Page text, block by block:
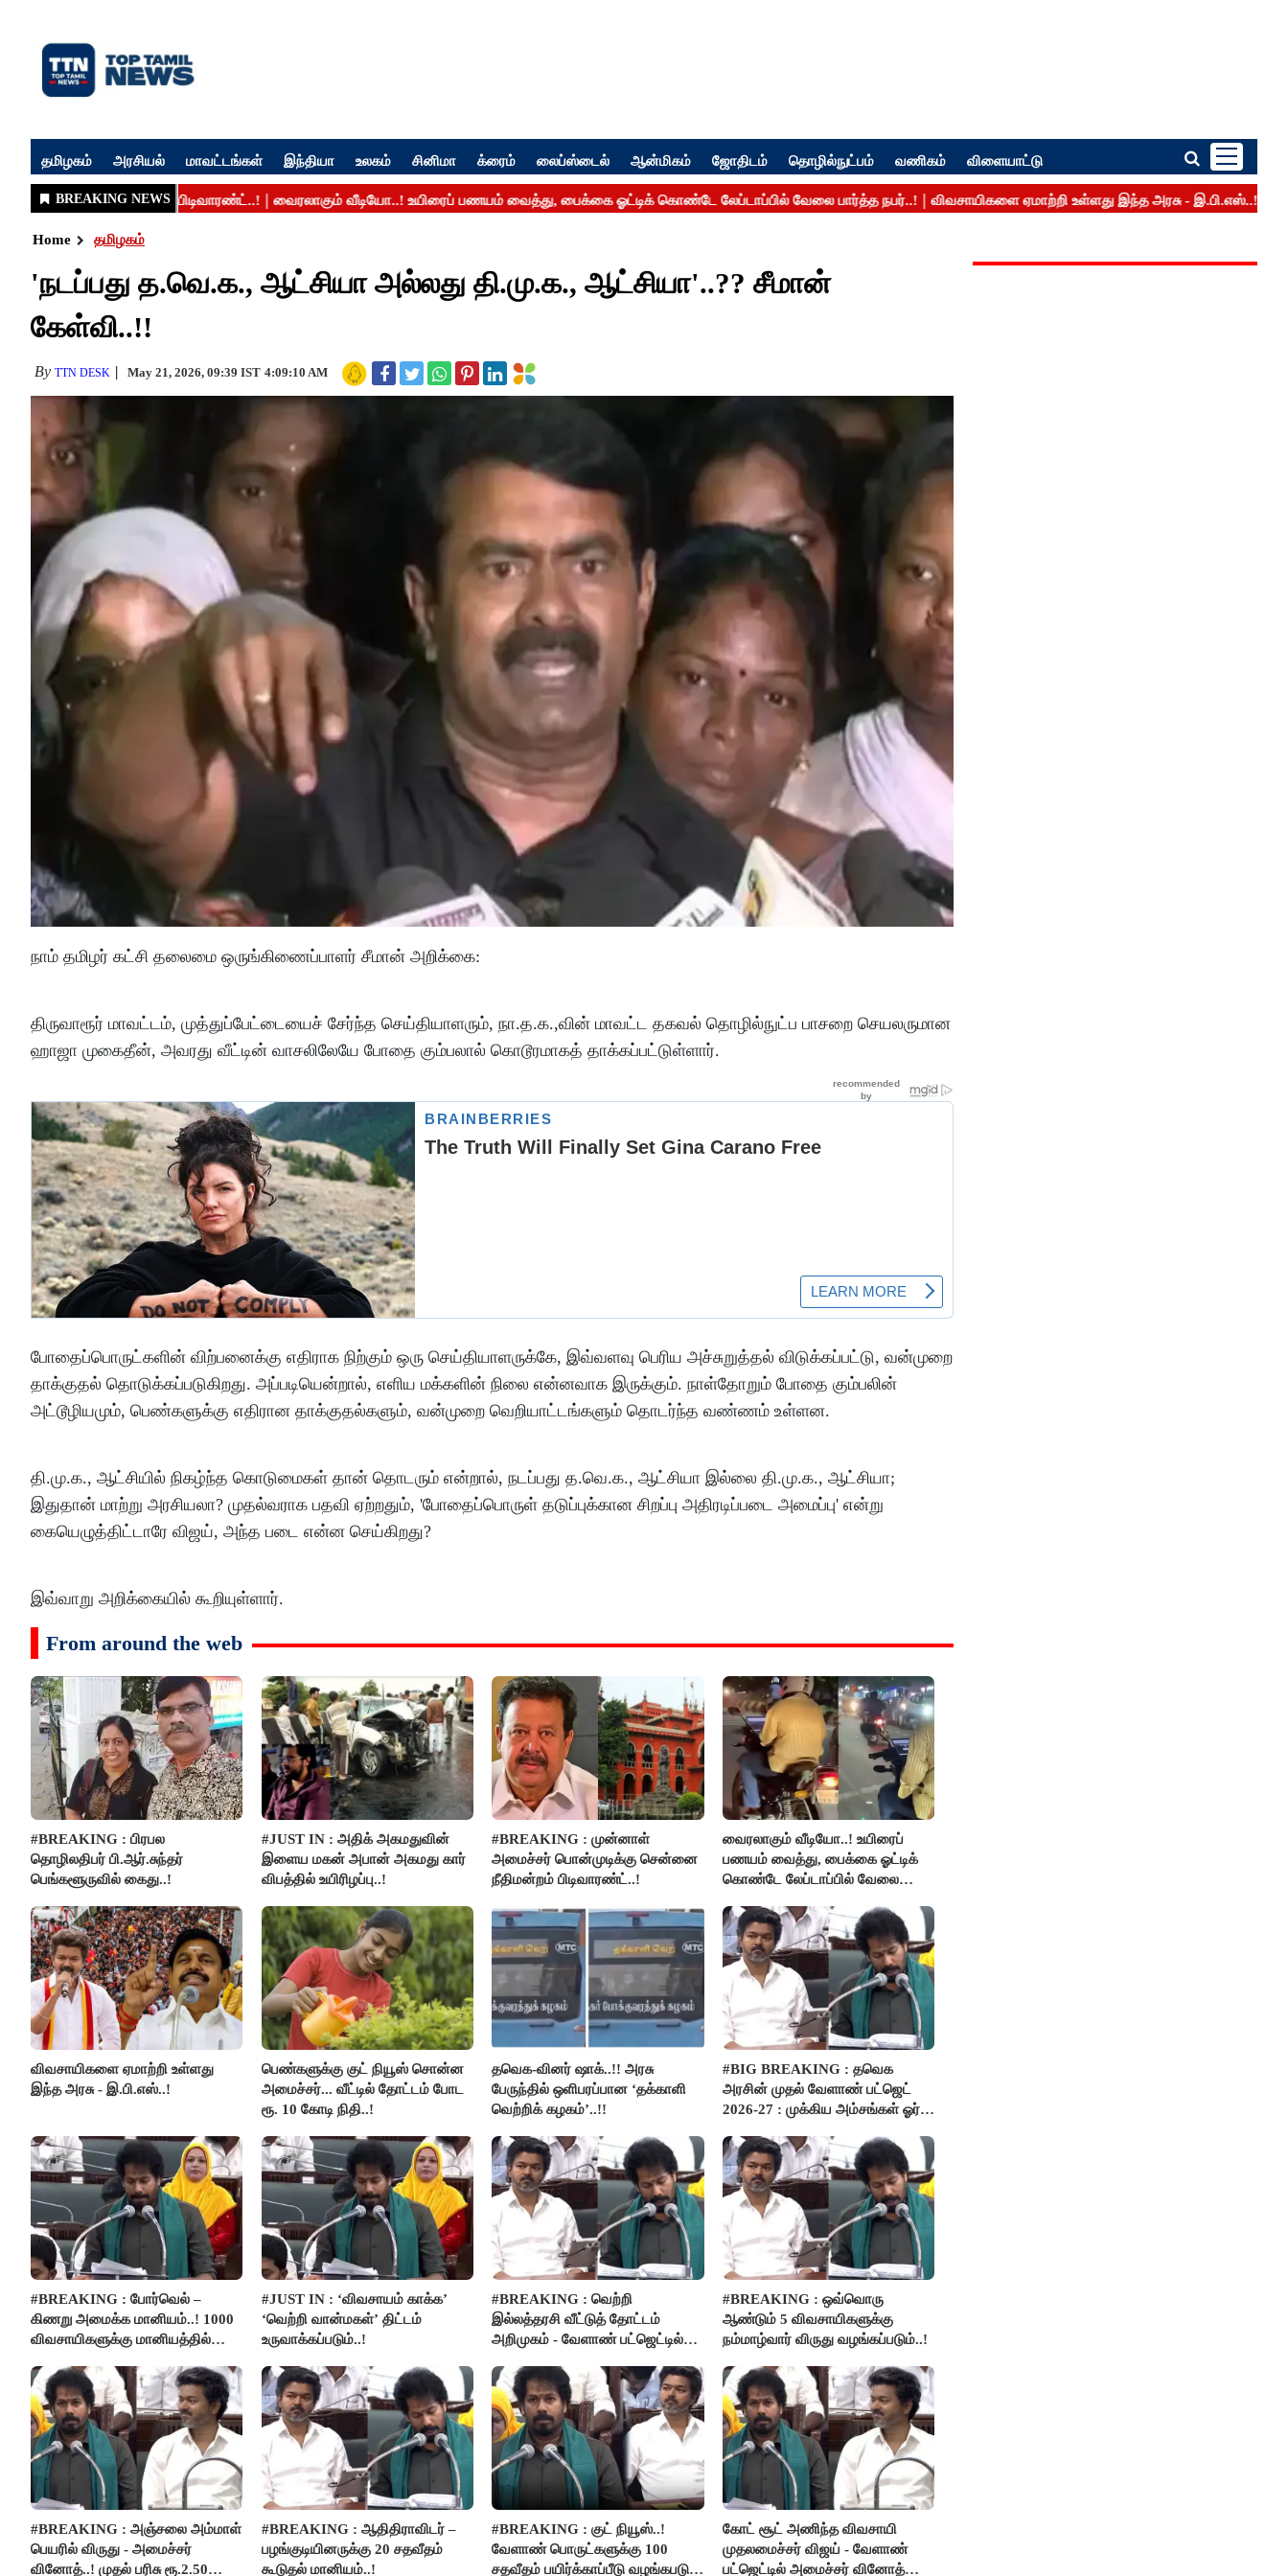
தமிழகம் அரசியல் மாவட்டங்கள் இந்தியா உலகம் சினிமா க்ரைம் லைப்ஸ்டைல் ஆன்மிகம் ஜோதிடம் தொழில்நுட்பம் வணிகம் விளையாட்டு
Home தமிழகம்
'நடப்பது த.வெ.க., ஆட்சியா அல்லது தி.மு.க., ஆட்சியா'..?? சீமான்
கேள்வி..!!
By TTN DESK May 21, 2026, 09:39 IST 4:09:10 AM
நாம் தமிழர் கட்சி தலைமை ஒருங்கிணைப்பாளர் சீமான் அறிக்கை:
திருவாரூர் மாவட்டம், முத்துப்பேட்டையைச் சேர்ந்த செய்தியாளரும், நா.த.க.,வின் மாவட்ட தகவல் தொழில்நுட்ப பாசறை செயலருமான
ஹாஜா முகைதீன், அவரது வீட்டின் வாசலிலேயே போதை கும்பலால் கொடூரமாகத் தாக்கப்பட்டுள்ளார்.
போதைப்பொருட்களின் விற்பனைக்கு எதிராக நிற்கும் ஒரு செய்தியாளருக்கே, இவ்வளவு பெரிய அச்சுறுத்தல் விடுக்கப்பட்டு, வன்முறை
தாக்குதல் தொடுக்கப்படுகிறது. அப்படியென்றால், எளிய மக்களின் நிலை என்னவாக இருக்கும். நாள்தோறும் போதை கும்பலின்
அட்டூழியமும், பெண்களுக்கு எதிரான தாக்குதல்களும், வன்முறை வெறியாட்டங்களும் தொடர்ந்த வண்ணம் உள்ளன.
தி.மு.க., ஆட்சியில் நிகழ்ந்த கொடுமைகள் தான் தொடரும் என்றால், நடப்பது த.வெ.க., ஆட்சியா இல்லை தி.மு.க., ஆட்சியா;
இதுதான் மாற்று அரசியலா? முதல்வராக பதவி ஏற்றதும், 'போதைப்பொருள் தடுப்புக்கான சிறப்பு அதிரடிப்படை அமைப்பு' என்று
கையெழுத்திட்டாரே விஜய், அந்த படை என்ன செய்கிறது?
இவ்வாறு அறிக்கையில் கூறியுள்ளார்.
From around the web
#BREAKING : பிரபல
தொழிலதிபர் பி.ஆர்.சுந்தர்
பெங்களூருவில் கைது..!
#JUST IN : அதிக் அகமதுவின்
இளைய மகன் அபான் அகமது கார்
விபத்தில் உயிரிழப்பு..!
#BREAKING : முன்னாள்
அமைச்சர் பொன்முடிக்கு சென்னை
நீதிமன்றம் பிடிவாரண்ட்..!
வைரலாகும் வீடியோ..! உயிரைப்
பணயம் வைத்து, பைக்கை ஓட்டிக்
கொண்டே லேப்டாப்பில் வேலை
விவசாயிகளை ஏமாற்றி உள்ளது
இந்த அரசு - இ.பி.எஸ்..!
பெண்களுக்கு குட் நியூஸ் சொன்ன
அமைச்சர்... வீட்டில் தோட்டம் போட
ரூ. 10 கோடி நிதி..!
தவெக-வினர் ஷாக்..!! அரசு
பேருந்தில் ஒளிபரப்பான ‘தக்காளி
வெற்றிக் கழகம்’..!!
#BIG BREAKING : தவெக
அரசின் முதல் வேளாண் பட்ஜெட்
2026-27 : முக்கிய அம்சங்கள் ஓர்
#BREAKING : போர்வெல் –
கிணறு அமைக்க மானியம்..! 1000
விவசாயிகளுக்கு மானியத்தில்
#JUST IN : ‘விவசாயம் காக்க’
‘வெற்றி வான்மகள்’ திட்டம்
உருவாக்கப்படும்..!
#BREAKING : வெற்றி
இல்லத்தரசி வீட்டுத் தோட்டம்
அறிமுகம் - வேளாண் பட்ஜெட்டில்
#BREAKING : ஒவ்வொரு
ஆண்டும் 5 விவசாயிகளுக்கு
நம்மாழ்வார் விருது வழங்கப்படும்..!
#BREAKING : அஞ்சலை அம்மாள்
பெயரில் விருது - அமைச்சர்
வினோத்..! முதல் பரிசு ரூ.2.50
#BREAKING : ஆதிதிராவிடர் –
பழங்குடியினருக்கு 20 சதவீதம்
கூடுதல் மானியம்..!
#BREAKING : குட் நியூஸ்..!
வேளாண் பொருட்களுக்கு 100
சதவீதம் பயிர்க்காப்பீடு வழங்கபடும்
கோட் சூட் அணிந்த விவசாயி
முதலமைச்சர் விஜய் - வேளாண்
பட்ஜெட்டில் அமைச்சர் வினோத்